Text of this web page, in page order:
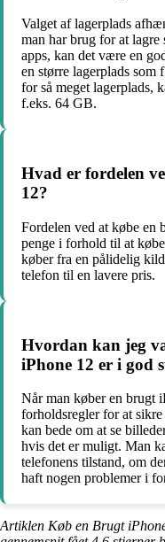
Valget af lagerplads
man har brug for at
apps, kan det være en
en større lagerplads
for så meget lagerplads,
f.eks. 64 GB.
Hvad er fordelen
12?
Fordelen ved at købe en
penge i forhold til at
køber fra en pålidelig
telefon til en lavere pris.
Hvordan kan jeg
iPhone 12 er i god
Når man køber en brugt
forholdsregler for at
kan bede om at se
hvis det er muligt. Man
telefonens tilstand, om
haft nogen problemer i
Artiklen Køb en Brugt